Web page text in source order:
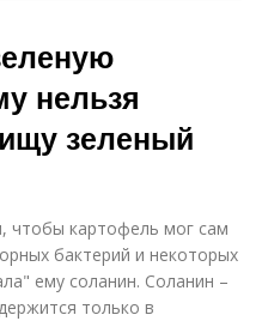
нельзя
зеленый
чтобы картофель мог сам
бактерий и некоторых
ему соланин. Соланин –
только в